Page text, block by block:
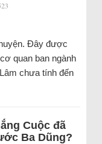
Đây được
quan ban ngành
chưa tính đến
Cuộc đã
Ba Dũng?